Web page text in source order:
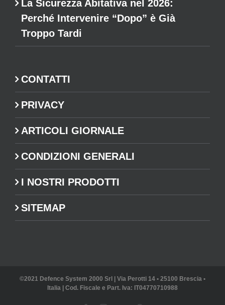
La Sicurezza Abitativa nel 2026:
Perché Intervenire “Dopo” è Già
Troppo Tardi
CONTATTI
PRIVACY
ARTICOLI GIORNALE
CONDIZIONI GENERALI
I NOSTRI PRODOTTI
SITEMAP
©2021 Defence System 2000 Srl | Via Perotti 14 • 25100 Brescia •
Italia | Cod. Fiscale e Part. Iva: IT04770710988